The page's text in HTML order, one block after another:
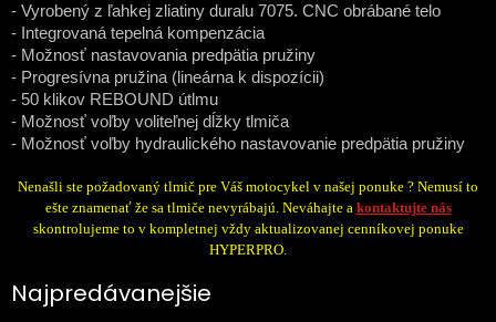
- Vyrobený z ľahkej zliatiny duralu 7075. CNC obrábané telo
- Integrovaná tepelná kompenzácia
- Možnosť nastavovania predpätia pružiny
- Progresívna pružina (lineárna k dispozícii)
- 50 klikov REBOUND útlmu
- Možnosť voľby voliteľnej dĺžky tlmiča
- Možnosť voľby hydraulického nastavovanie predpätia pružiny
Nenašli ste požadovaný tlmič pre Váš motocykel v našej ponuke ? Nemusí to
ešte znamenať že sa tlmiče nevyrábajú. Neváhajte a kontaktujte nás
skontrolujeme to v kompletnej vždy aktualizovanej cenníkovej ponuke
HYPERPRO.
Najpredávanejšie